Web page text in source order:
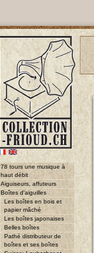
78 tours une musique à
haut débit
Aiguiseurs, affuteurs
Boîtes d'aiguilles
Les boîtes en bois et
papier mâché
Les boîtes japonaises
Belles boîtes
Pathé distributeur de
boîtes et ses boîtes